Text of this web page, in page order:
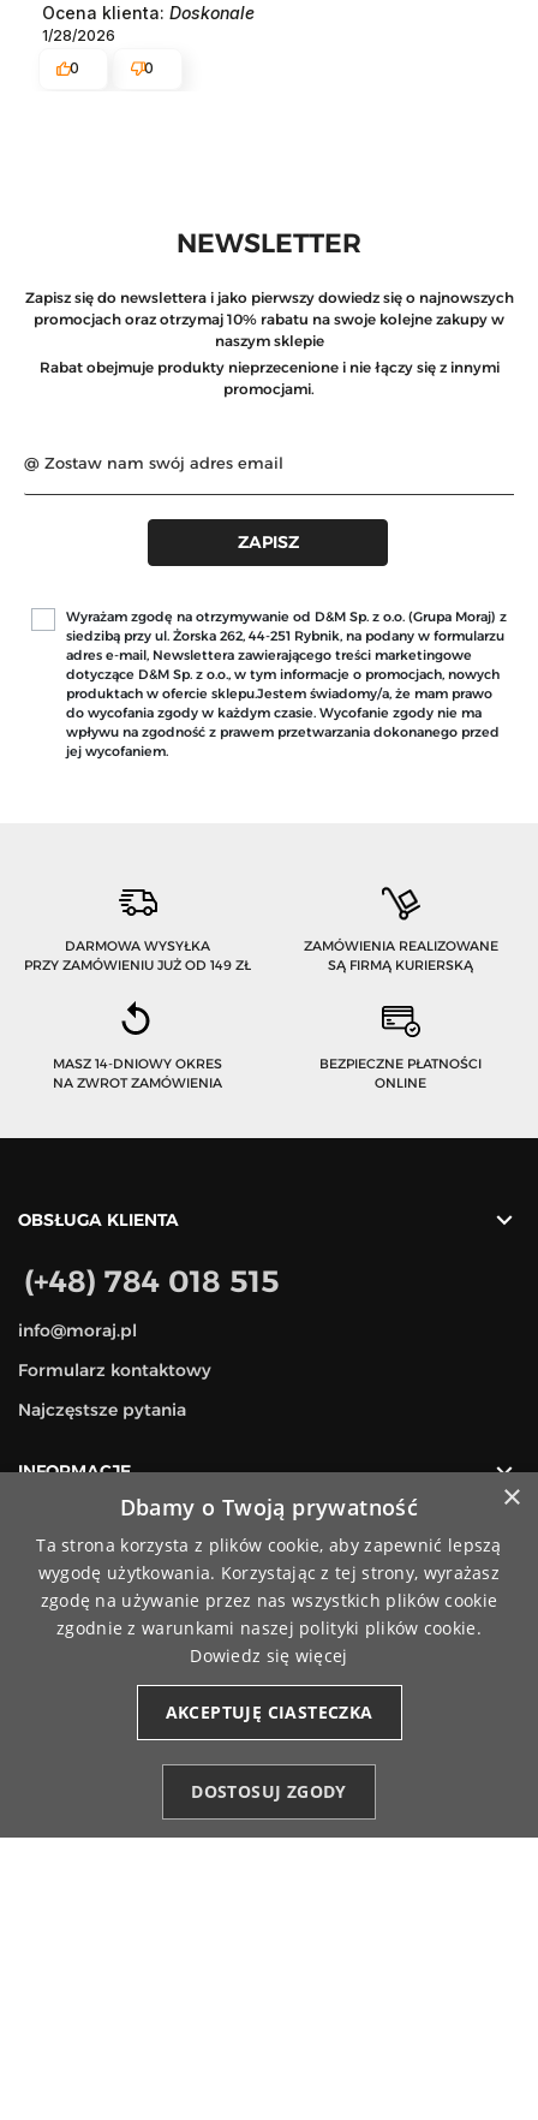
Start
Ulubione (0) Konto
Ocena klienta: Doskonale
1/28/2026
0
0
NEWSLETTER
Zapisz się do newslettera i jako pierwszy dowiedz się o najnowszych
promocjach oraz otrzymaj 10% rabatu na swoje kolejne zakupy w
naszym sklepie
Rabat obejmuje produkty nieprzecenione i nie łączy się z innymi
promocjami.
Wyrażam zgodę na otrzymywanie od D&M Sp. z o.o. (Grupa Moraj) z
siedzibą przy ul. Żorska 262, 44-251 Rybnik, na podany w formularzu
adres e-mail, Newslettera zawierającego treści marketingowe
dotyczące D&M Sp. z o.o., w tym informacje o promocjach, nowych
produktach w ofercie sklepu.Jestem świadomy/a, że mam prawo
do wycofania zgody w każdym czasie. Wycofanie zgody nie ma
wpływu na zgodność z prawem przetwarzania dokonanego przed
jej wycofaniem.
DARMOWA WYSYŁKA
PRZY ZAMÓWIENIU JUŻ OD 149 ZŁ
ZAMÓWIENIA REALIZOWANE
SĄ FIRMĄ KURIERSKĄ
MASZ 14-DNIOWY OKRES
NA ZWROT ZAMÓWIENIA
BEZPIECZNE PŁATNOŚCI
ONLINE
OBSŁUGA KLIENTA 
(+48) 784 018 515
info@moraj.pl
Formularz kontaktowy
Najczęstsze pytania
INFORMACJE 
KATEGORIE 
Akceptujemy płatności olnine
FacebookYouTubePinterestInstagram
×
Dbamy o Twoją prywatność
Ta strona korzysta z plików cookie, aby zapewnić lepszą
wygodę użytkowania. Korzystając z tej strony, wyrażasz
zgodę na używanie przez nas wszystkich plików cookie
zgodnie z warunkami naszej polityki plików cookie.
Dowiedz się więcej
AKCEPTUJĘ CIASTECZKA
DOSTOSUJ ZGODY